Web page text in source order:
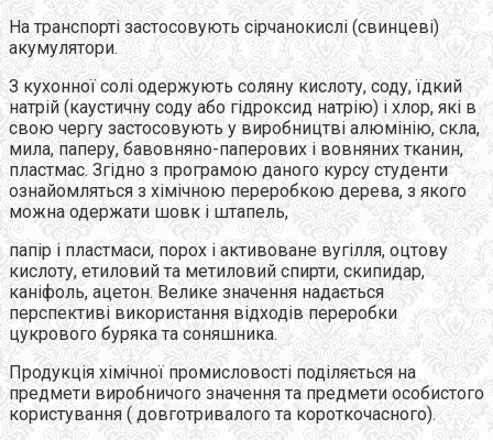
На транспорті застосовують сірчанокислі (свинцеві)
акумулятори.
З кухонної солі одержують соляну кислоту, соду, їдкий
натрій (каустичну соду або гідроксид натрію) і хлор, які в
свою чергу застосовують у виробництві алюмінію, скла,
мила, паперу, бавовняно-паперових і вовняних тканин,
пластмас. Згідно з програмою даного курсу студенти
ознайомляться з хімічною переробкою дерева, з якого
можна одержати шовк і штапель,
папір і пластмаси, порох і активоване вугілля, оцтову
кислоту, етиловий та метиловий спирти, скипидар,
каніфоль, ацетон. Велике значення надається
перспективі використання відходів переробки
цукрового буряка та соняшника.
Продукція хімічної промисловості поділяється на
предмети виробничого значення та предмети особистого
користування ( довготривалого та короткочасного).